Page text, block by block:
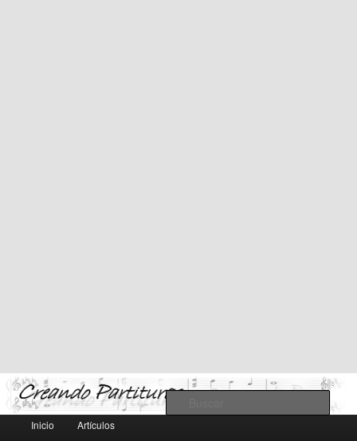
Teoría y notación musical, software y MIDI
Menú
Ir
Ir
Inicio Artículos